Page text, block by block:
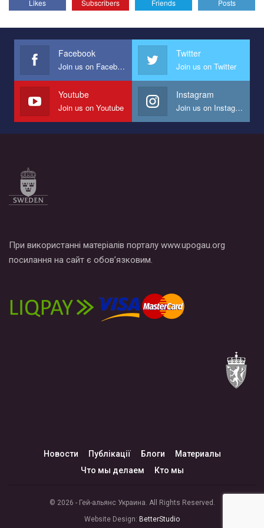
Эмоционально сильный ролик от команды "Гей-альянс
представляющий программу развития организации.
Мы просим вас поддержать нас и помочь нам реализовать
наш план по борьбе с насилием и дискриминацией на почве
СОГИ в Украине.
Все, что вам нужно сделать - это зайти на наш канал YouTube
Likes Subscribers Friends Posts
Facebook
Join us on Facebook
Twitter
Join us on Twitter
Youtube
Join us on Youtube
Instagram
Join us on Instagram
При використанні матеріалів порталу www.upogau.org
посилання на сайт є обов’язковим.
Новости Публікації Блоги
Материалы
Что мы делаем
Кто мы
© 2026 - Гей-альянс Украина. All Rights Reserved.
Website Design: BetterStudio